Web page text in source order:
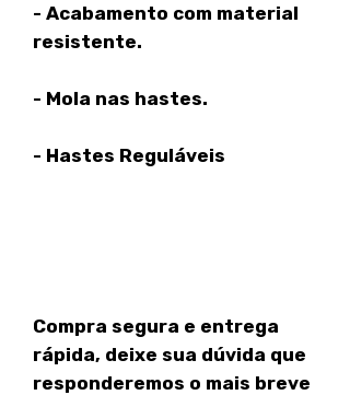
- Acabamento com material
resistente.
- Mola nas hastes.
- Hastes Reguláveis
Compra segura e entrega
rápida, deixe sua dúvida que
responderemos o mais breve